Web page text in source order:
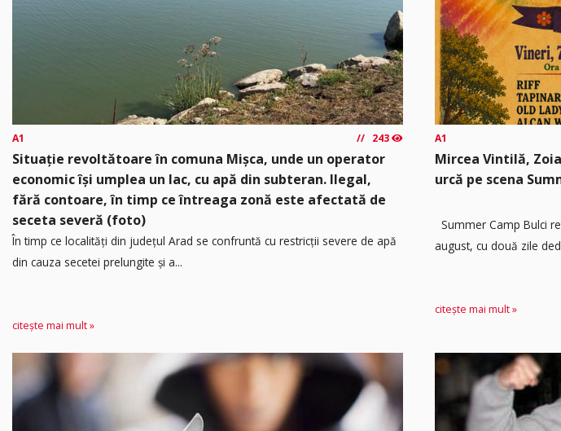
A1 243
Situație revoltătoare în comuna Mișca, unde un operator
economic își umplea un lac, cu apă din subteran. Ilegal,
fără contoare, în timp ce întreaga zonă este afectată de
seceta severă (foto)
În timp ce localități din județul Arad se confruntă cu restricții severe de apă
din cauza secetei prelungite și a...
citește mai mult »
A1
Mircea Vintilă,
urcă pe scena
Summer Camp Bulci
august, cu două zile
citește mai mult »